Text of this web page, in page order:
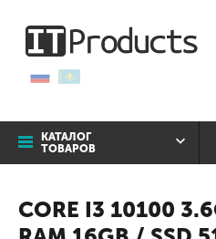
КАТАЛОГ
ТОВАРОВ
CORE I3 10100